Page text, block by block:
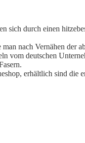
sich durch einen
nach Vernähen der
vom deutschen
erhältlich sind die